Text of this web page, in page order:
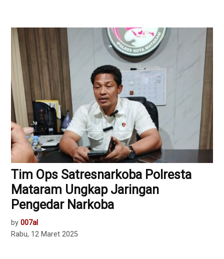
Tim Ops Satresnarkoba Polresta
Mataram Ungkap Jaringan
Pengedar Narkoba
by 007al
Rabu, 12 Maret 2025